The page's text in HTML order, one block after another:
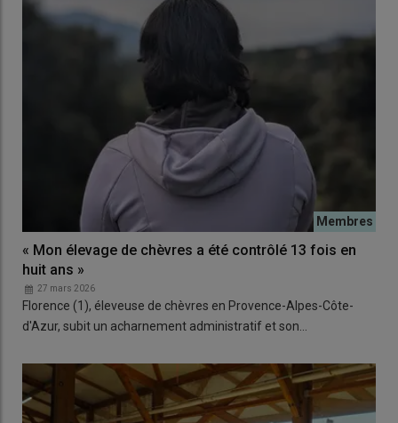
« Mon élevage de chèvres a été contrôlé 13 fois en
huit ans »
27 mars 2026
Florence (1), éleveuse de chèvres en Provence-Alpes-Côte-
d'Azur, subit un acharnement administratif et son…